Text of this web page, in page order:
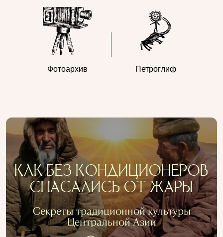
Фотоархив Петроглиф
КАК БЕЗ КОНДИЦИОНЕРОВ
СПАСАЛИСЬ ОТ ЖАРЫ
Секреты традиционной культуры
Центральной Азии